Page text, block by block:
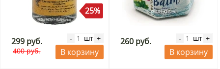
25%
299 руб.
400 руб.
- шт +
В корзину
260 руб. - шт +
В корзину